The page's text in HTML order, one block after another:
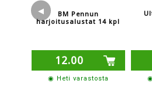
◀
BM Pennun
harjoitusalustat 14 kpl
12.00
◉ Heti varastosta